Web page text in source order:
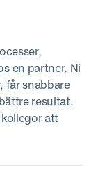
en partner. Ni
får snabbare
resultat.
att